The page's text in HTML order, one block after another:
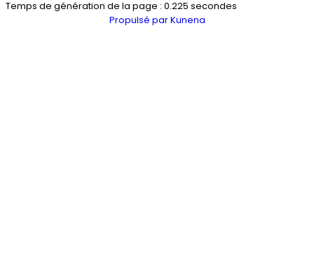
Temps de génération de la page : 0.225 secondes
Propulsé parKunena